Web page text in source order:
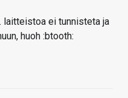
laitteistoa ei tunnisteta ja
huoh :btooth: